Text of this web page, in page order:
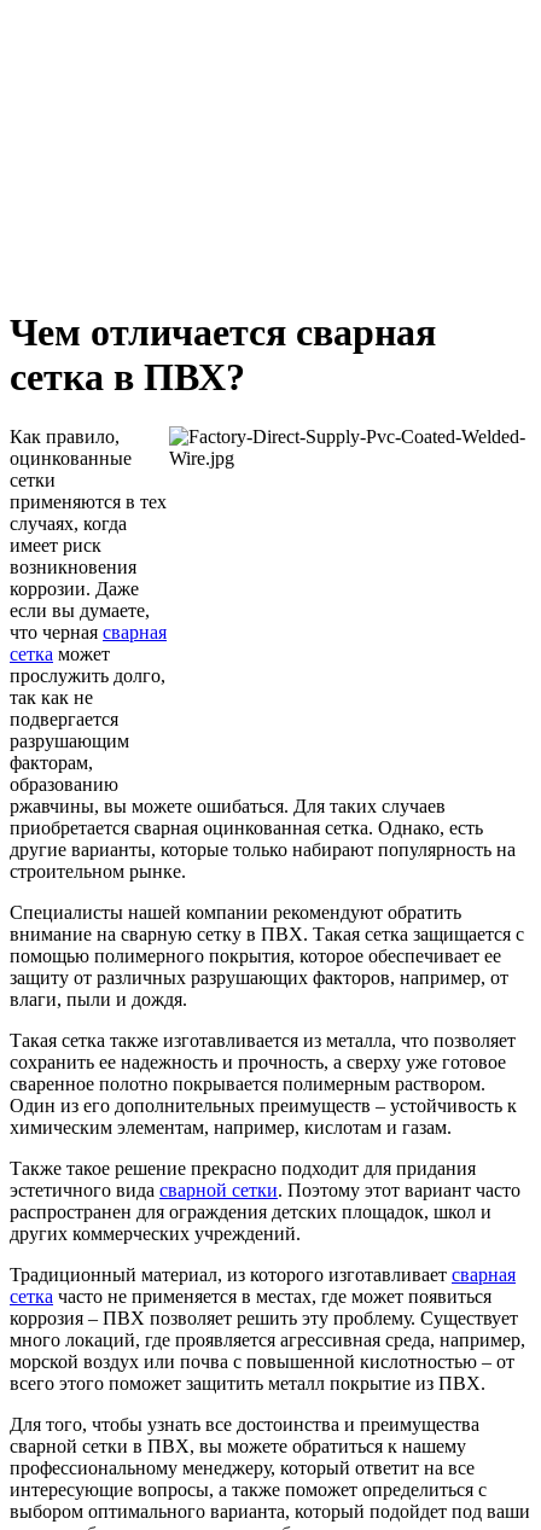
Чем отличается сварная
сетка в ПВХ?
Как правило,
оцинкованные
сетки
применяются в тех
случаях, когда
имеет риск
возникновения
коррозии. Даже
если вы думаете,
что черная сварная
сетка может
прослужить долго,
так как не
подвергается
разрушающим
факторам,
образованию
ржавчины, вы можете ошибаться. Для таких случаев
приобретается сварная оцинкованная сетка. Однако, есть
другие варианты, которые только набирают популярность на
строительном рынке.
Специалисты нашей компании рекомендуют обратить
внимание на сварную сетку в ПВХ. Такая сетка защищается с
помощью полимерного покрытия, которое обеспечивает ее
защиту от различных разрушающих факторов, например, от
влаги, пыли и дождя.
Такая сетка также изготавливается из металла, что позволяет
сохранить ее надежность и прочность, а сверху уже готовое
сваренное полотно покрывается полимерным раствором.
Один из его дополнительных преимуществ – устойчивость к
химическим элементам, например, кислотам и газам.
Также такое решение прекрасно подходит для придания
эстетичного вида сварной сетки. Поэтому этот вариант часто
распространен для ограждения детских площадок, школ и
других коммерческих учреждений.
Традиционный материал, из которого изготавливает сварная
сетка часто не применяется в местах, где может появиться
коррозия – ПВХ позволяет решить эту проблему. Существует
много локаций, где проявляется агрессивная среда, например,
морской воздух или почва с повышенной кислотностью – от
всего этого поможет защитить металл покрытие из ПВХ.
Для того, чтобы узнать все достоинства и преимущества
сварной сетки в ПВХ, вы можете обратиться к нашему
профессиональному менеджеру, который ответит на все
интересующие вопросы, а также поможет определиться с
выбором оптимального варианта, который подойдет под ваши